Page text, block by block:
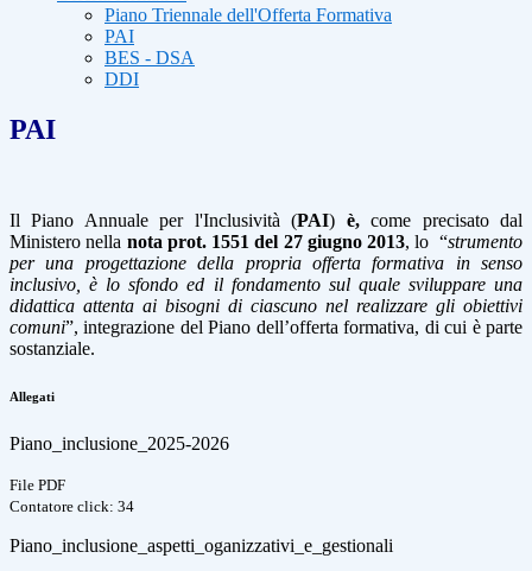
Piano Triennale dell'Offerta Formativa
PAI
BES - DSA
DDI
PAI
Il Piano Annuale per l'Inclusività (PAI) è,come precisato dal
Ministero nella nota prot. 1551 del 27 giugno 2013, lo “strumento
per una progettazione della propria offerta formativa in senso
inclusivo, è lo sfondo ed il fondamento sul quale sviluppare una
didattica attenta ai bisogni di ciascuno nel realizzare gli obiettivi
comuni”, integrazione del Piano dell’offerta formativa, di cui è parte
sostanziale.
Allegati
Piano_inclusione_2025-2026
File PDF
Contatore click: 34
Piano_inclusione_aspetti_oganizzativi_e_gestionali